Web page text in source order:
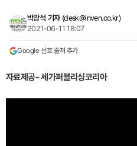
박광석 기자 (desk@inven.co.kr)
2021-06-11 18:07
Google 선호 출처 추가
자료제공- 세가퍼블리싱코리아